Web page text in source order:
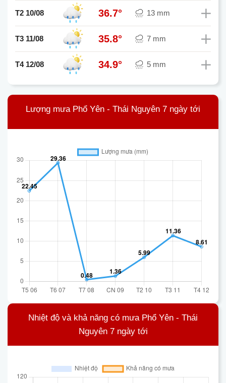
T2 10/08 36.7° 13 mm
T3 11/08 35.8° 7 mm
T4 12/08 34.9° 5 mm
Lượng mưa Phổ Yên - Thái Nguyên 7 ngày tới
Nhiệt độ và khả năng có mưa Phổ Yên - Thái
Nguyên 7 ngày tới